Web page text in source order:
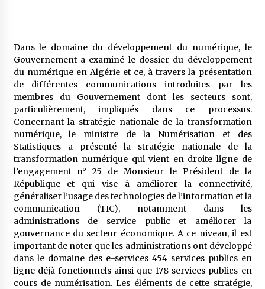
Dans le domaine du développement du numérique, le
Gouvernement a examiné le dossier du développement
du numérique en Algérie et ce, à travers la présentation
de différentes communications introduites par les
membres du Gouvernement dont les secteurs sont,
particulièrement, impliqués dans ce processus.
Concernant la stratégie nationale de la transformation
numérique, le ministre de la Numérisation et des
Statistiques a présenté la stratégie nationale de la
transformation numérique qui vient en droite ligne de
l’engagement n° 25 de Monsieur le Président de la
République et qui vise à améliorer la connectivité,
généraliser l’usage des technologies de l’information et la
communication (TIC), notamment dans les
administrations de service public et améliorer la
gouvernance du secteur économique. A ce niveau, il est
important de noter que les administrations ont développé
dans le domaine des e-services 454 services publics en
ligne déjà fonctionnels ainsi que 178 services publics en
cours de numérisation. Les éléments de cette stratégie,